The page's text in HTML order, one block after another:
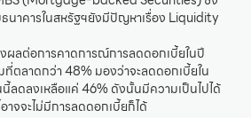
นาคารในสหรัฐฯยังมีปัญหาเรื่อง Liquidity
ผลต่อการคาดการณ์การลดดอกเบี้ยในปี
ตลาดกว่า 48% มองว่าจะลดดอกเบี้ยใน
ลดลงเหลือแค่ 46% ดังนั้นมีความเป็นไปได้
จจะไม่มีการลดดอกเบี้ยก็ได้